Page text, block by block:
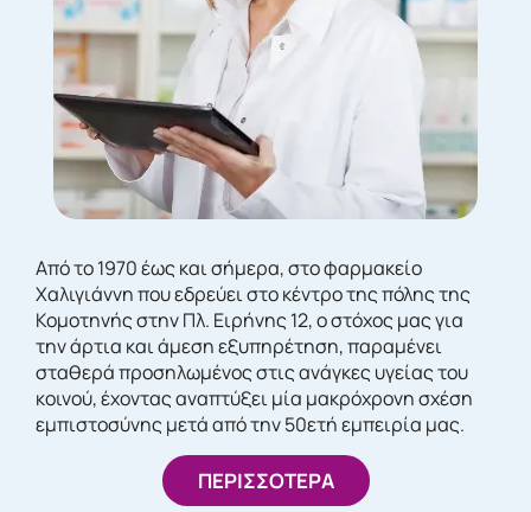
Από το 1970 έως και σήμερα, στο φαρμακείο
Χαλιγιάννη που εδρεύει στο κέντρο της πόλης της
Κομοτηνής στην Πλ. Ειρήνης 12, ο στόχος μας για
την άρτια και άμεση εξυπηρέτηση, παραμένει
σταθερά προσηλωμένος στις ανάγκες υγείας του
κοινού, έχοντας αναπτύξει μία μακρόχρονη σχέση
εμπιστοσύνης μετά από την 50ετή εμπειρία μας.
ΠΕΡΙΣΣΟΤΕΡΑ